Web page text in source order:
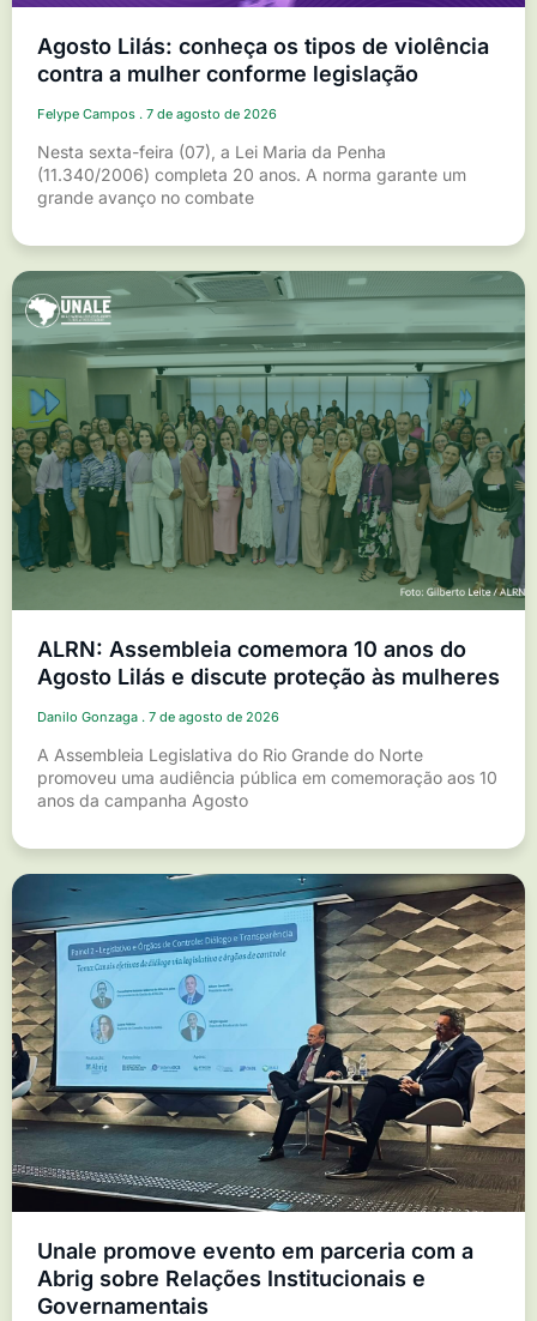
Agosto Lilás: conheça os tipos de violência
contra a mulher conforme legislação
Felype Campos 7 de agosto de 2026
Nesta sexta-feira (07), a Lei Maria da Penha
(11.340/2006) completa 20 anos. A norma garante um
grande avanço no combate
ALRN: Assembleia comemora 10 anos do
Agosto Lilás e discute proteção às mulheres
Danilo Gonzaga 7 de agosto de 2026
A Assembleia Legislativa do Rio Grande do Norte
promoveu uma audiência pública em comemoração aos 10
anos da campanha Agosto
Unale promove evento em parceria com a
Abrig sobre Relações Institucionais e
Governamentais